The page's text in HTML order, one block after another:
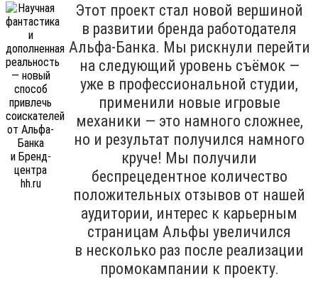
Этот проект стал новой вершиной
в развитии бренда работодателя
Альфа-Банка. Мы рискнули перейти
на следующий уровень съёмок —
уже в профессиональной студии,
применили новые игровые
механики — это намного сложнее,
но и результат получился намного
круче! Мы получили
беспрецедентное количество
положительных отзывов от нашей
аудитории, интерес к карьерным
страницам Альфы увеличился
в несколько раз после реализации
промокампании к проекту.